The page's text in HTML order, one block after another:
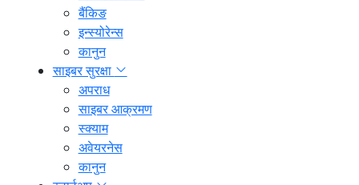
बैंकिङ
इन्स्योरेन्स
कानुन
साइबर सुरक्षा
अपराध
साइबर आक्रमण
स्क्याम
अवेयरनेस
कानुन